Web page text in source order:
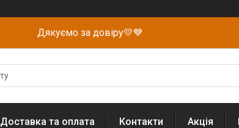
Дякуємо за довіру💛💙
Доставка та оплата Контакти Акція